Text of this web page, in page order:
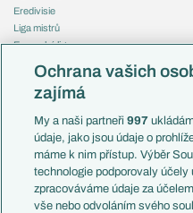
Eredivisie
Liga mistrů
Evropská liga
Mistrovství světa
Liga národů
Témata
Představení týmů MS
EuroSkauting
PL v kostce
Evropské koeficienty
Ochrana vašich
zajímá
My a naši partneři997
údaje, jako jsou údaje o
máme k nim přístup. Výběr
technologie podporovaly
zpracováváme údaje za
vše nebo odvoláním svého